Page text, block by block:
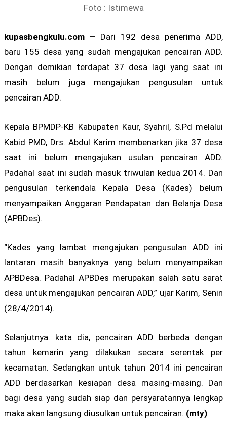
Foto : Istimewa
kupasbengkulu.com – Dari 192 desa penerima ADD,
baru 155 desa yang sudah mengajukan pencairan ADD.
Dengan demikian terdapat 37 desa lagi yang saat ini
masih belum juga mengajukan pengusulan untuk
pencairan ADD.
Kepala BPMDP-KB Kabupaten Kaur, Syahril, S.Pd melalui
Kabid PMD, Drs. Abdul Karim membenarkan jika 37 desa
saat ini belum mengajukan usulan pencairan ADD.
Padahal saat ini sudah masuk triwulan kedua 2014. Dan
pengusulan terkendala Kepala Desa (Kades) belum
menyampaikan Anggaran Pendapatan dan Belanja Desa
(APBDes).
“Kades yang lambat mengajukan pengusulan ADD ini
lantaran masih banyaknya yang belum menyampaikan
APBDesa. Padahal APBDes merupakan salah satu sarat
desa untuk mengajukan pencairan ADD,” ujar Karim, Senin
(28/4/2014).
Selanjutnya. kata dia, pencairan ADD berbeda dengan
tahun kemarin yang dilakukan secara serentak per
kecamatan. Sedangkan untuk tahun 2014 ini pencairan
ADD berdasarkan kesiapan desa masing-masing. Dan
bagi desa yang sudah siap dan persyaratannya lengkap
maka akan langsung diusulkan untuk pencairan. (mty)